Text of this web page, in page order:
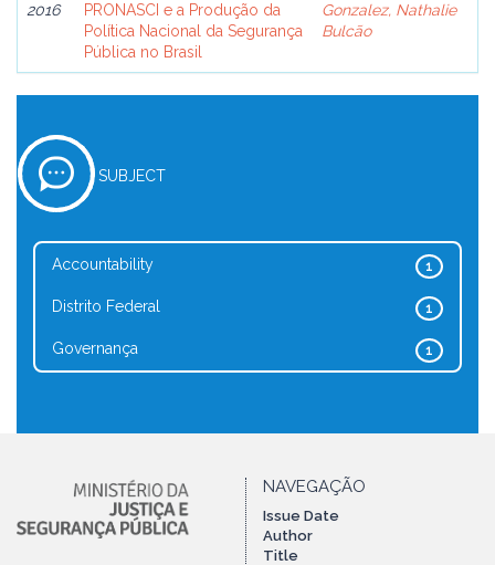
2016
PRONASCI e a Produção da
Política Nacional da Segurança
Pública no Brasil
Gonzalez, Nathalie
Bulcão
SUBJECT
1
Accountability
1
Distrito Federal
1
Governança
NAVEGAÇÃO
Issue Date
Author
Title